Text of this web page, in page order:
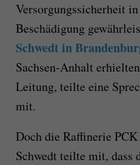
Versorgungssicherheit
Beschädigung
Schwedt in
Sachsen-Anhalt
Leitung, teilte eine
mit.
Doch die Raffinerie
Schwedt teilte mit, dass